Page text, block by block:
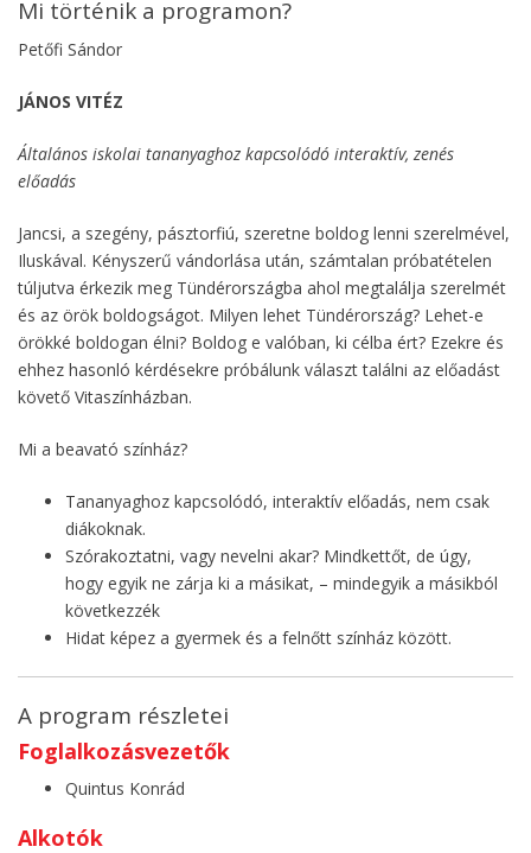
Mi történik a programon?
Petőfi Sándor
JÁNOS VITÉZ
Általános iskolai tananyaghoz kapcsolódó interaktív, zenés
előadás
Jancsi, a szegény, pásztorfiú, szeretne boldog lenni szerelmével,
Iluskával. Kényszerű vándorlása után, számtalan próbatételen
túljutva érkezik meg Tündérországba ahol megtalálja szerelmét
és az örök boldogságot. Milyen lehet Tündérország? Lehet-e
örökké boldogan élni? Boldog e valóban, ki célba ért? Ezekre és
ehhez hasonló kérdésekre próbálunk választ találni az előadást
követő Vitaszínházban.
Mi a beavató színház?
Tananyaghoz kapcsolódó, interaktív előadás, nem csak
diákoknak.
Szórakoztatni, vagy nevelni akar? Mindkettőt, de úgy,
hogy egyik ne zárja ki a másikat, – mindegyik a másikból
következzék
Hidat képez a gyermek és a felnőtt színház között.
A program részletei
Foglalkozásvezetők
Quintus Konrád
Alkotók